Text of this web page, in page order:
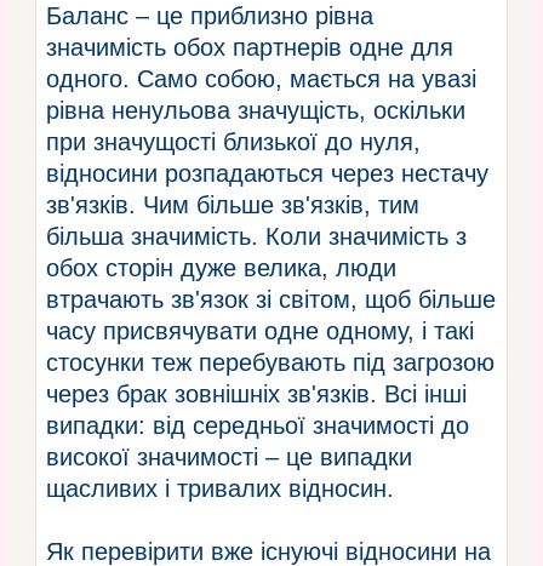
Баланс – це приблизно рівна
значимість обох партнерів одне для
одного. Само собою, мається на увазі
рівна ненульова значущість, оскільки
при значущості близької до нуля,
відносини розпадаються через нестачу
зв'язків. Чим більше зв'язків, тим
більша значимість. Коли значимість з
обох сторін дуже велика, люди
втрачають зв'язок зі світом, щоб більше
часу присвячувати одне одному, і такі
стосунки теж перебувають під загрозою
через брак зовнішніх зв'язків. Всі інші
випадки: від середньої значимості до
високої значимості – це випадки
щасливих і тривалих відносин.
Як перевірити вже існуючі відносини на